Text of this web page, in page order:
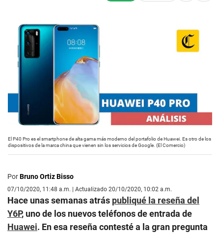
El P40 Pro es el smartphone de alta gama más moderno del portafolio de Huawei. Es otro de los
dispositivos de la marca china que vienen sin los servicios de Google. (El Comercio)
PorBruno Ortiz Bisso
07/10/2020, 11:48 a.m. | Actualizado 20/10/2020, 10:02 a.m.
Hace unas semanas atrás publiqué la reseña del
Y6P, uno de los nuevos teléfonos de entrada de
Huawei. En esa reseña contesté a la gran pregunta